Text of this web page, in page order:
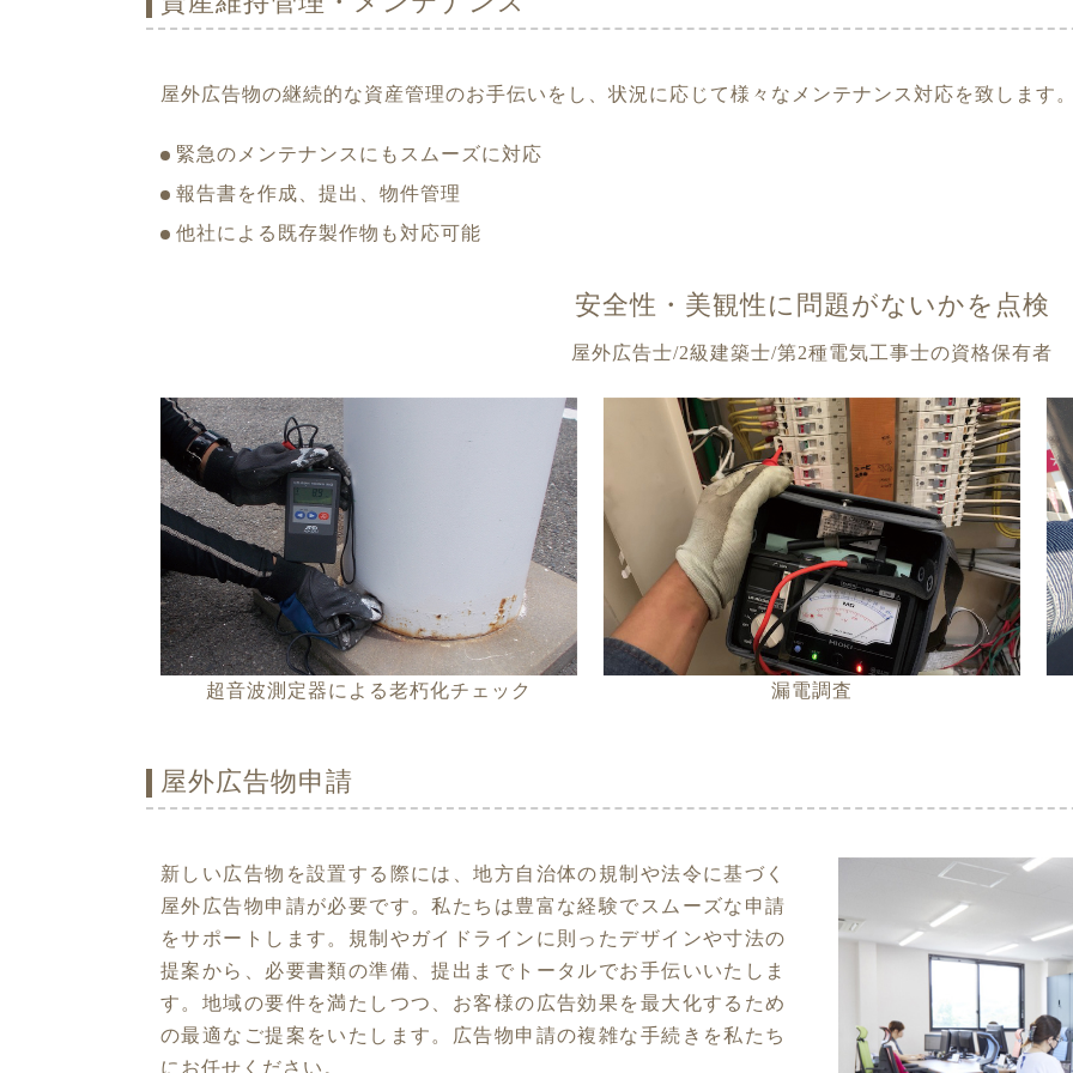
屋外広告物の継続的な資産管理のお手伝いをし、状況に応じて様々なメンテナンス対応を致します
緊急のメンテナンスにもスムーズに対応
報告書を作成、提出、物件管理
他社による既存製作物も対応可能
安全性・美観性に問題がないかを点検
屋外広告士/2級建築士/第2種電気工事士の資格保有者
超音波測定器による老朽化チェック 漏電調査
屋外広告物申請
新しい広告物を設置する際には、地方自治体の規制や法令に基づく
屋外広告物申請が必要です。私たちは豊富な経験でスムーズな申請
をサポートします。規制やガイドラインに則ったデザインや寸法の
提案から、必要書類の準備、提出までトータルでお手伝いいたしま
す。地域の要件を満たしつつ、お客様の広告効果を最大化するため
の最適なご提案をいたします。広告物申請の複雑な手続きを私たち
にお任せください。